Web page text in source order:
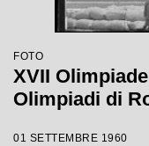
FOTO
XVII
Olimpiadi di
01 SETTEMBRE 1960